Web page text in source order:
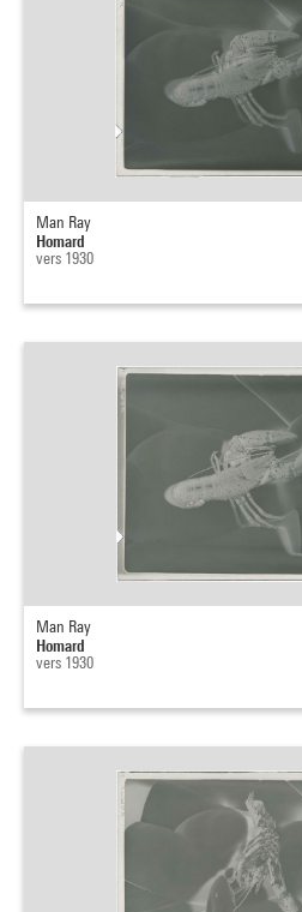
Man Ray
Homard
vers 1930
Man Ray
Homard
vers 1930